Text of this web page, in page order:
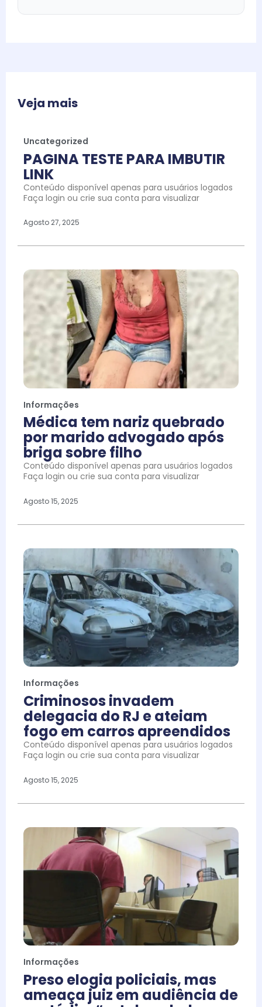
Veja mais
Uncategorized
PAGINA TESTE PARA IMBUTIR
LINK
Conteúdo disponível apenas para usuários logados
Faça login ou crie sua conta para visualizar
Agosto 27, 2025
Informações
Médica tem nariz quebrado
por marido advogado após
briga sobre filho
Conteúdo disponível apenas para usuários logados
Faça login ou crie sua conta para visualizar
Agosto 15, 2025
Informações
Criminosos invadem
delegacia do RJ e ateiam
fogo em carros apreendidos
Conteúdo disponível apenas para usuários logados
Faça login ou crie sua conta para visualizar
Agosto 15, 2025
Informações
Preso elogia policiais, mas
ameaça juiz em audiência de